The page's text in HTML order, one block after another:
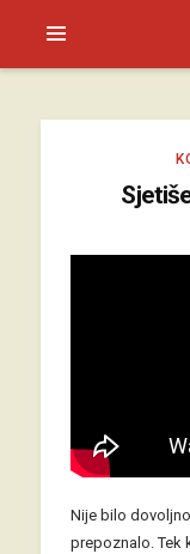
Nije bilo
prepoznalo. Tek